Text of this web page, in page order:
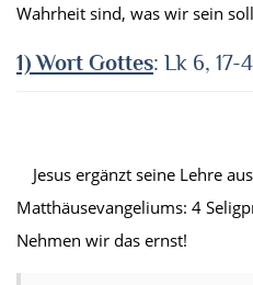
Wahrheit sind, was wir sein
1) Wort Gottes: Lk 6, 17-
Jesus ergänzt seine Lehre
Matthäusevangeliums: 4
Nehmen wir das ernst!